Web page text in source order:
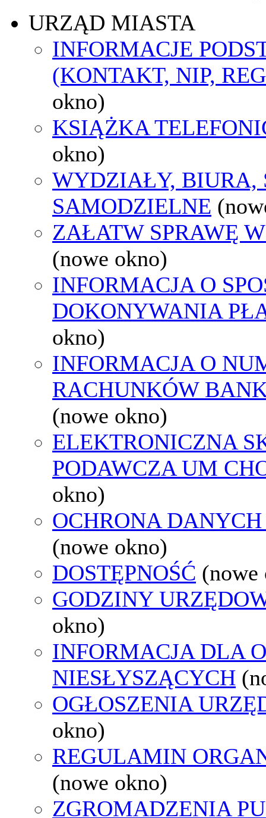
URZĄD MIASTA
INFORMACJE
(KONTAKT, NIP,
okno)
KSIĄŻKA
okno)
WYDZIAŁY, BIURA,
SAMODZIELNE
ZAŁATW SPRAWĘ
(nowe okno)
INFORMACJA O
DOKONYWANIA
okno)
INFORMACJA O
RACHUNKÓW
(nowe okno)
ELEKTRONICZNA
PODAWCZA UM
okno)
OCHRONA
(nowe okno)
DOSTĘPNOŚĆ (nowe
GODZINY
okno)
INFORMACJA DLA
NIESŁYSZĄCYCH
OGŁOSZENIA
okno)
REGULAMIN
(nowe okno)
ZGROMADZENIA